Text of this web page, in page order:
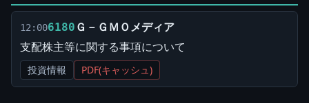
12:006180 Ｇ－ＧＭＯメディア
支配株主等に関する事項について
投資情報 PDF(キャッシュ)